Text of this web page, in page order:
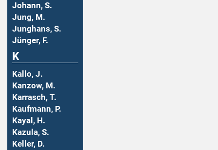
Johann, S.
Jung, M.
Junghans, S.
Jünger, F.
K
Kallo, J.
Kanzow, M.
Karrasch, T.
Kaufmann, P.
Kayal, H.
Kazula, S.
Keller, D.